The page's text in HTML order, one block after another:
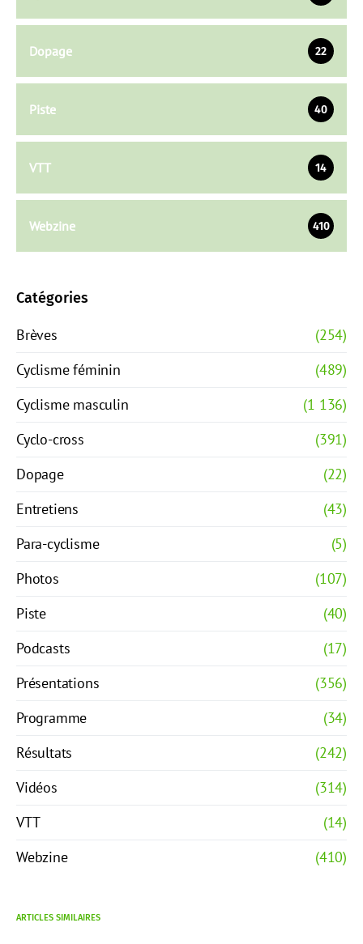
Dopage 22
Piste 40
VTT 14
Webzine 410
Catégories
Brèves
(254)
Cyclisme féminin
(489)
Cyclisme masculin
(1 136)
Cyclo-cross
(391)
Dopage
(22)
Entretiens
(43)
Para-cyclisme
(5)
Photos
(107)
Piste
(40)
Podcasts
(17)
Présentations
(356)
Programme
(34)
Résultats
(242)
Vidéos
(314)
VTT
(14)
Webzine
(410)
ARTICLES SIMILAIRES